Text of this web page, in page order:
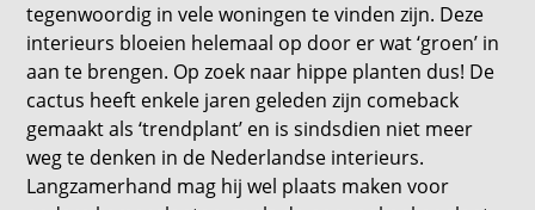
tegenwoordig in vele woningen te vinden zijn. Deze
interieurs bloeien helemaal op door er wat ‘groen’ in
aan te brengen. Op zoek naar hippe planten dus! De
cactus heeft enkele jaren geleden zijn comeback
gemaakt als ‘trendplant’ en is sindsdien niet meer
weg te denken in de Nederlandse interieurs.
Langzamerhand mag hij wel plaats maken voor